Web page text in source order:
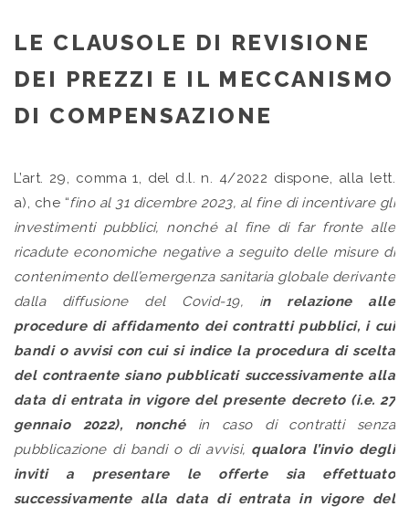
LE CLAUSOLE DI REVISIONE
DEI PREZZI E IL MECCANISMO
DI COMPENSAZIONE
L’art. 29, comma 1, del d.l. n. 4/2022 dispone, alla lett.
a), che “fino al 31 dicembre 2023, al fine di incentivare gli
investimenti pubblici, nonché al fine di far fronte alle
ricadute economiche negative a seguito delle misure di
contenimento dell’emergenza sanitaria globale derivante
dalla diffusione del Covid-19, in relazione alle
procedure di affidamento dei contratti pubblici, i cui
bandi o avvisi con cui si indice la procedura di scelta
del contraente siano pubblicati successivamente alla
data di entrata in vigore del presente decreto (i.e. 27
gennaio 2022), nonchéin caso di contratti senza
pubblicazione di bandi o di avvisi, qualora l’invio degli
inviti a presentare le offerte sia effettuato
successivamente alla data di entrata in vigore del